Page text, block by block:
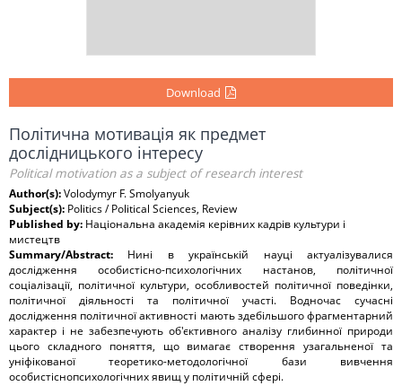
Download
Політична мотивація як предмет
дослідницького інтересу
Political motivation as a subject of research interest
Author(s):Volodymyr F. Smolyanyuk
Subject(s): Politics / Political Sciences, Review
Published by: Національна академія керівних кадрів культури і
мистецтв
Summary/Abstract: Нині в українській науці актуалізувалися
дослідження особистісно-психологічних настанов, політичної
соціалізації, політичної культури, особливостей політичної поведінки,
політичної діяльності та політичної участі. Водночас сучасні
дослідження політичної активності мають здебільшого фрагментарний
характер і не забезпечують об'єктивного аналізу глибинної природи
цього складного поняття, що вимагає створення узагальненої та
уніфікованої теоретико-методологічної бази вивчення
особистіснопсихологічних явищ у політичній сфері.